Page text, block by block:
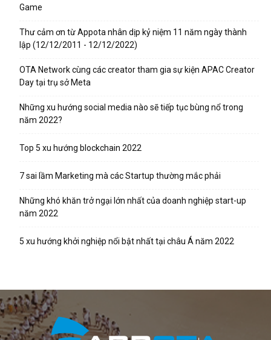
Game
Thư cảm ơn từ Appota nhân dịp kỷ niệm 11 năm ngày thành
lập (12/12/2011 - 12/12/2022)
OTA Network cùng các creator tham gia sự kiện APAC Creator
Day tại trụ sở Meta
Những xu hướng social media nào sẽ tiếp tục bùng nổ trong
năm 2022?
Top 5 xu hướng blockchain 2022
7 sai lầm Marketing mà các Startup thường mắc phải
Những khó khăn trở ngại lớn nhất của doanh nghiệp start-up
năm 2022
5 xu hướng khởi nghiệp nổi bật nhất tại châu Á năm 2022